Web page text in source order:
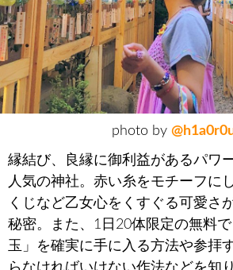
photo by
縁結び、良縁に御利益があるパワ
人気の神社。赤い糸をモチーフに
くじなど乙女心をくすぐる可愛さ
秘密。また、1日20体限定の無料
玉」を確実に手に入る方法や参拝